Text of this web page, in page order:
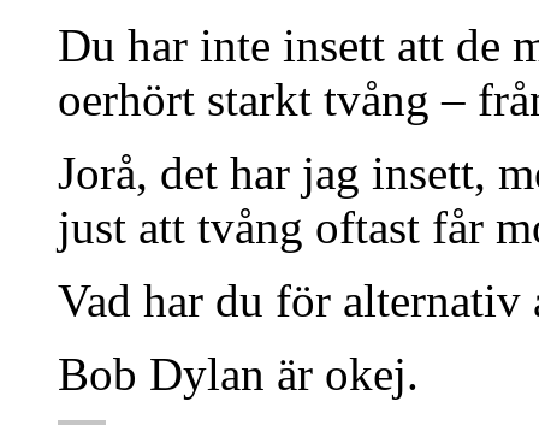
Du har inte insett att de
oerhört starkt tvång –
Jorå, det har jag insett,
just att tvång oftast får
Vad har du för
Bob Dylan är okej.